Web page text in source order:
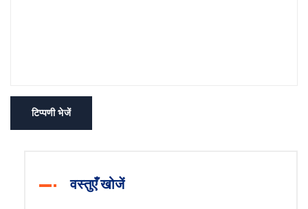
टिप्पणी भेजें
वस्तुएँ खोजें